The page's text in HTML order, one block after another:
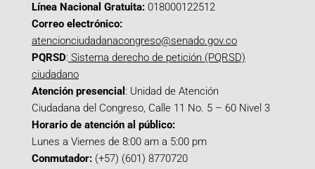
Línea Nacional Gratuita: 018000122512
Correo electrónico:
atencionciudadanacongreso@senado.gov.co
PQRSD: Sistema derecho de petición (PQRSD)
ciudadano
Atención presencial : Unidad de Atención
Ciudadana del Congreso, Calle 11 No. 5 – 60 Nivel 3
Horario de atención al público:
Lunes a Viernes de 8:00 am a 5:00 pm
Conmutador: (+57) (601) 8770720